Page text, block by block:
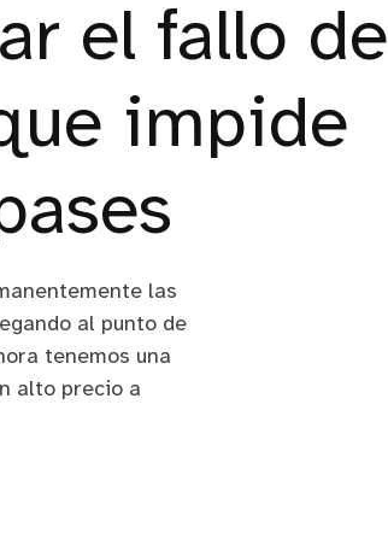
el fallo de
impide
las
al punto de
tenemos una
alto precio a